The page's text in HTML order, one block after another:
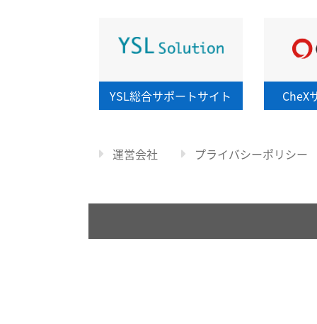
YSL総合サポートサイト CheX
運営会社 プライバシーポリシー